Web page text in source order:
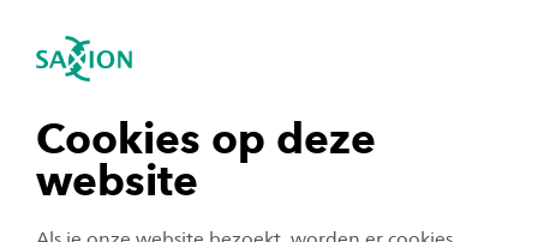
Cookies op deze
website
Navigatie openen
tonen
tonen
sluiten
Bestuurskunde /
Subnavigatie tonen